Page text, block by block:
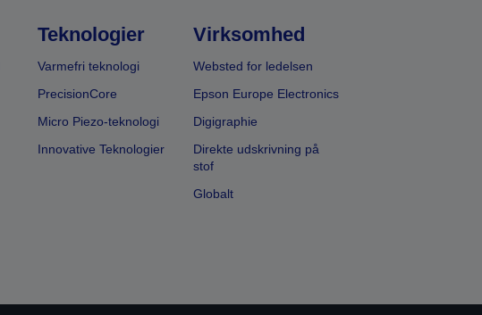
Teknologier
Varmefri teknologi
PrecisionCore
Micro Piezo-teknologi
Innovative Teknologier
Virksomhed
Websted for ledelsen
Epson Europe Electronics
Digigraphie
Direkte udskrivning på
stof
Globalt